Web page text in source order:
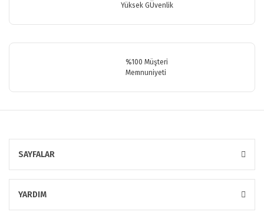
Gönder
Yüksek GÜvenlik
%100 Müşteri
Memnuniyeti
SAYFALAR
YARDIM